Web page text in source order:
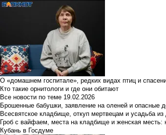
О «домашнем госпитале», редких видах птиц и
Кто такие орнитологи и где они обитают
Все новости по теме 19.02.2026
Брошенные бабушки, заявление на оленей и опасные
Всесвятское кладбище, откуп мертвецам и усадьба
Гроб с вайфаем, места на кладбище и женская месть:
Кубань в Госдуме